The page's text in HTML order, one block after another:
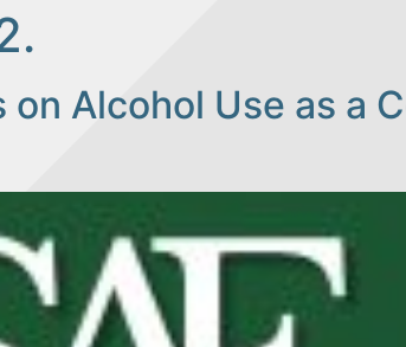
Alcohol Use as a